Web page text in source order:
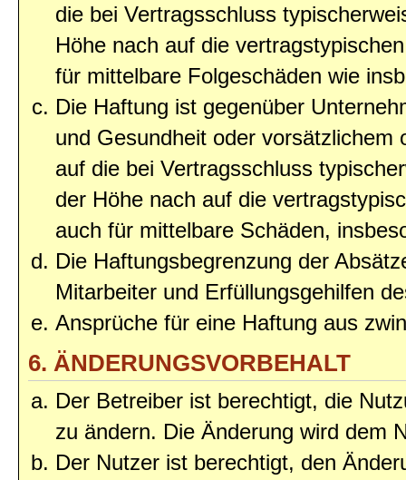
die bei Vertragsschluss
Höhe nach auf die
für mittelbare Folgeschäden wie
Die Haftung ist gegenüber
und Gesundheit oder
auf die bei Vertragsschluss
der Höhe nach auf die
auch für mittelbare Schäden,
Die Haftungsbegrenzung der
Mitarbeiter und Erfüllungsgehilfen
Ansprüche für eine Haftung aus
6. ÄNDERUNGSVORBEHALT
Der Betreiber ist berechtigt, die
zu ändern. Die Änderung wird dem
Der Nutzer ist berechtigt, den